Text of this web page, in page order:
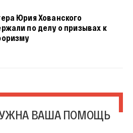
Юрия Хованского
по делу о призывах к
ВАША ПОМОЩЬ